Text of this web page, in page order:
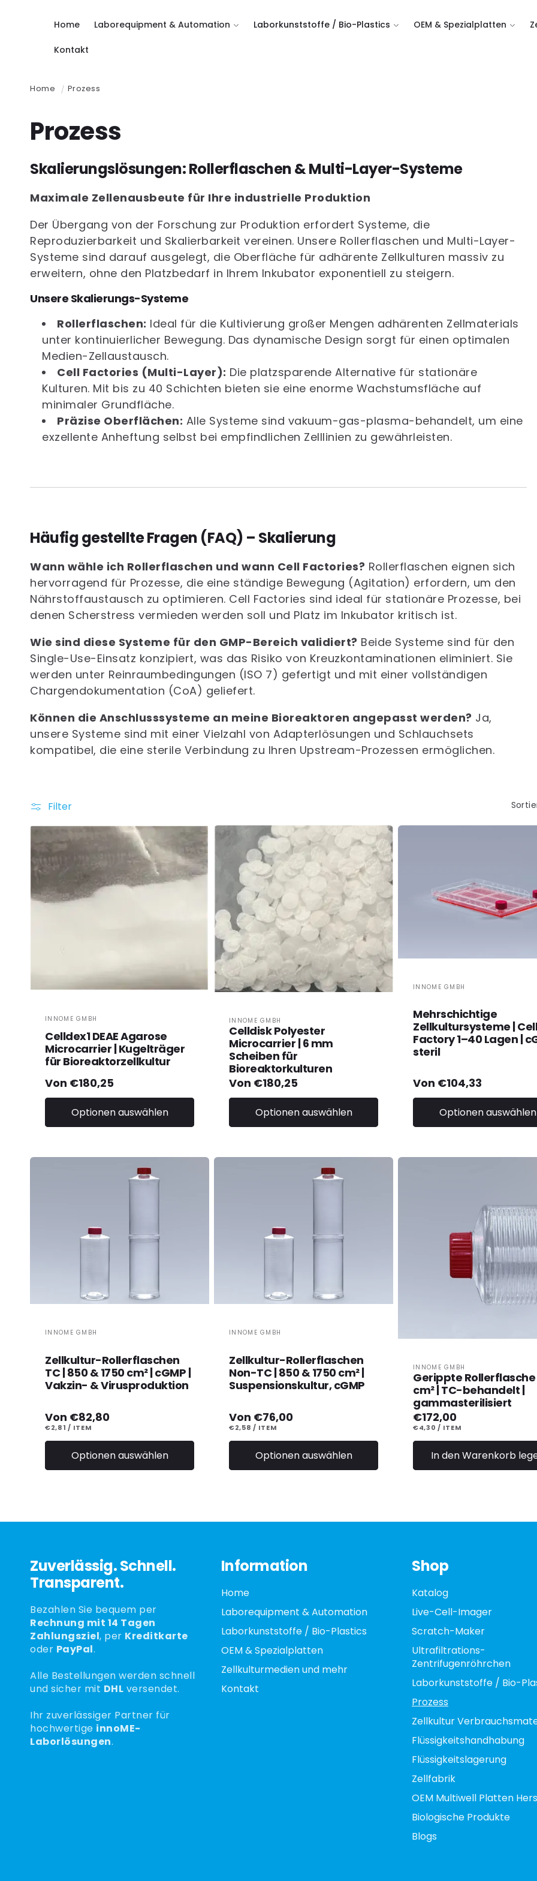
zum InhaltHome Laborequipment & Automation Laborkunststoffe / Bio-Plastics OEM & Spezialplatten
Kontakt
Home Prozess
K
a
t
e
g
o
r
e
Prozess
Skalierungslösungen: Rollerflaschen & Multi-Layer-Systeme
Maximale Zellenausbeute für Ihre industrielle Produktion
Der Übergang von der Forschung zur Produktion erfordert Systeme, die
Reproduzierbarkeit und Skalierbarkeit vereinen. Unsere Rollerflaschen und Multi-Layer-
Systeme sind darauf ausgelegt, die Oberfläche für adhärente Zellkulturen massiv zu
erweitern, ohne den Platzbedarf in Ihrem Inkubator exponentiell zu steigern.
Unsere Skalierungs-Systeme
Rollerflaschen: Ideal für die Kultivierung großer Mengen adhärenten Zellmaterials
unter kontinuierlicher Bewegung. Das dynamische Design sorgt für einen optimalen
Medien-Zellaustausch.
Cell Factories (Multi-Layer): Die platzsparende Alternative für stationäre
Kulturen. Mit bis zu 40 Schichten bieten sie eine enorme Wachstumsfläche auf
minimaler Grundfläche.
Präzise Oberflächen: Alle Systeme sind vakuum-gas-plasma-behandelt, um eine
exzellente Anheftung selbst bei empfindlichen Zelllinien zu gewährleisten.
Häufig gestellte Fragen (FAQ) – Skalierung
Wann wähle ich Rollerflaschen und wann Cell Factories? Rollerflaschen eignen sich
hervorragend für Prozesse, die eine ständige Bewegung (Agitation) erfordern, um den
Nährstoffaustausch zu optimieren. Cell Factories sind ideal für stationäre Prozesse, bei
denen Scherstress vermieden werden soll und Platz im Inkubator kritisch ist.
Wie sind diese Systeme für den GMP-Bereich validiert? Beide Systeme sind für den
Single-Use-Einsatz konzipiert, was das Risiko von Kreuzkontaminationen eliminiert. Sie
werden unter Reinraumbedingungen (ISO 7) gefertigt und mit einer vollständigen
Chargendokumentation (CoA) geliefert.
Können die Anschlusssysteme an meine Bioreaktoren angepasst werden? Ja,
unsere Systeme sind mit einer Vielzahl von Adapterlösungen und Schlauchsets
kompatibel, die eine sterile Verbindung zu Ihren Upstream-Prozessen ermöglichen.
Filter
Anbieter:
INNOME GMBH
Celldex1 DEAE Agarose
Microcarrier | Kugelträger
für Bioreaktorzellkultur
Normaler
Preis
Von €180,25
Optionen auswählen
Anbieter:
INNOME GMBH
Celldisk Polyester
Microcarrier | 6 mm
Scheiben für
Bioreaktorkulturen
Normaler
Preis
Von €180,25
Optionen auswählen
Anbieter:
INNOME GMBH
Mehrschichtige
Zellkultursysteme | Cell
Factory 1–40 Lagen |
steril
Normaler
Preis
Von €104,33
Optionen auswählen
Anbieter:
INNOME GMBH
Zellkultur-Rollerflaschen
TC | 850 & 1750 cm² | cGMP |
Vakzin- & Virusproduktion
Normaler
Preis
Von €82,80
STÜCKPREIS
€2,81/ PRO
ITEM
Optionen auswählen
Anbieter:
INNOME GMBH
Zellkultur-Rollerflaschen
Non-TC | 850 & 1750 cm² |
Suspensionskultur, cGMP
Normaler
Preis
Von €76,00
STÜCKPREIS
€2,58/ PRO
ITEM
Optionen auswählen
Anbieter:
INNOME GMBH
Gerippte Rollerflasche
cm² | TC-behandelt |
gammasterilisiert
Normaler
Preis
€172,00
STÜCKPREIS
€4,30/ PRO
ITEM
In den Warenkorb
Zuverlässig. Schnell.
Transparent.
Bezahlen Sie bequem per
Rechnung mit 14 Tagen
Zahlungsziel, per Kreditkarte
oder PayPal.
Alle Bestellungen werden schnell
und sicher mit DHL versendet.
Ihr zuverlässiger Partner für
hochwertige innoME-
Laborlösungen.
Information
Home
Laborequipment & Automation
Laborkunststoffe / Bio-Plastics
OEM & Spezialplatten
Zellkulturmedien und mehr
Kontakt
Shop
Katalog
Live-Cell-Imager
Scratch-Maker
Ultrafiltrations-
Zentrifugenröhrchen
Laborkunststoffe / Bio-
Prozess
Zellkultur
Flüssigkeitshandhabung
Flüssigkeitslagerung
Zellfabrik
OEM Multiwell Platten
Biologische Produkte
Blogs